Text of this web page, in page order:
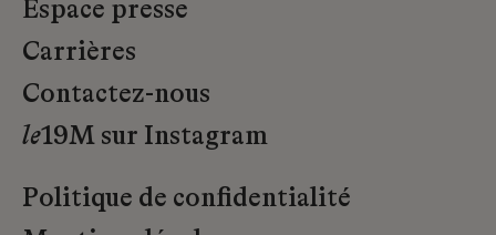
Espace presse
Carrières
Contactez-nous
le19M sur Instagram
Politique de confidentialité